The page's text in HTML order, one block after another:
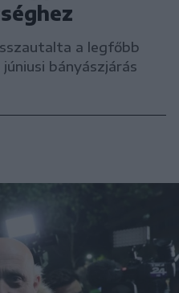
a legfőbb
bányászjárás